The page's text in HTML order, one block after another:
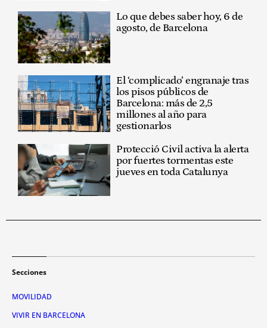
Lo que debes saber hoy, 6 de
agosto, de Barcelona
El ‘complicado’ engranaje tras
los pisos públicos de
Barcelona: más de 2,5
millones al año para
gestionarlos
Protecció Civil activa la alerta
por fuertes tormentas este
jueves en toda Catalunya
Secciones
MOVILIDAD
VIVIR EN BARCELONA